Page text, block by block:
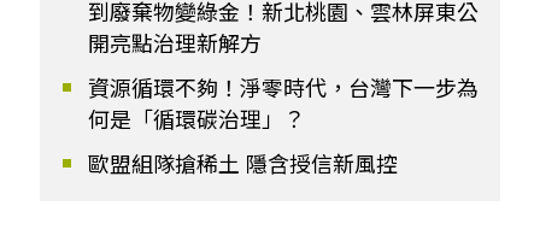
到廢棄物變綠金！新北桃園、雲林屏東公
開亮點治理新解方
資源循環不夠！淨零時代，台灣下一步為
何是「循環碳治理」？
歐盟組隊搶稀土 隱含授信新風控